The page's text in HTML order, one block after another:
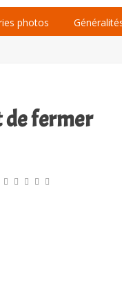
photos
de fermer